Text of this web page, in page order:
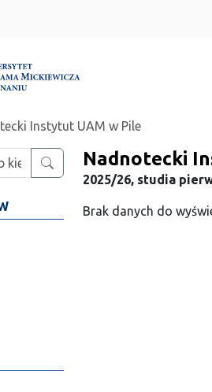
Instytut UAM w Pile
Nadnotecki
2025/26, studia
Brak danych do